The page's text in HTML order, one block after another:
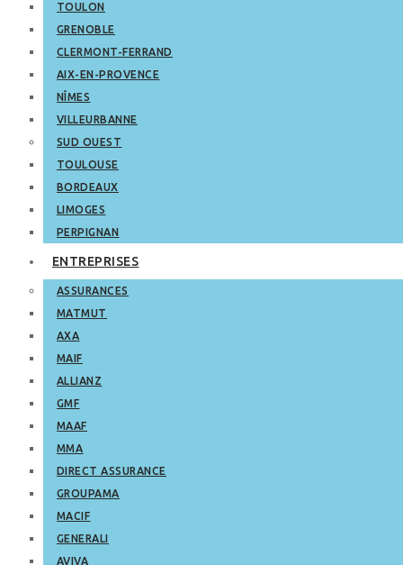
TOULON
GRENOBLE
CLERMONT-FERRAND
AIX-EN-PROVENCE
NÎMES
VILLEURBANNE
SUD OUEST
TOULOUSE
BORDEAUX
LIMOGES
PERPIGNAN
ENTREPRISES
ASSURANCES
MATMUT
AXA
MAIF
ALLIANZ
GMF
MAAF
MMA
DIRECT ASSURANCE
GROUPAMA
MACIF
GENERALI
AVIVA